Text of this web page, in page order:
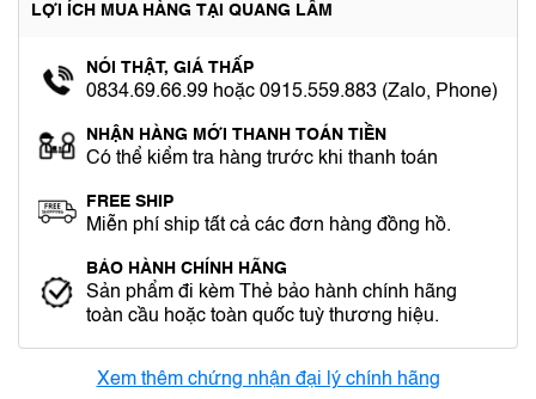
LỢI ÍCH MUA HÀNG TẠI QUANG LÂM
NÓI THẬT, GIÁ THẤP
0834.69.66.99 hoặc 0915.559.883 (Zalo, Phone)
NHẬN HÀNG MỚI THANH TOÁN TIỀN
Có thể kiểm tra hàng trước khi thanh toán
FREE SHIP
Miễn phí ship tất cả các đơn hàng đồng hồ.
BẢO HÀNH CHÍNH HÃNG
Sản phẩm đi kèm Thẻ bảo hành chính hãng
toàn cầu hoặc toàn quốc tuỳ thương hiệu.
Xem thêm chứng nhận đại lý chính hãng